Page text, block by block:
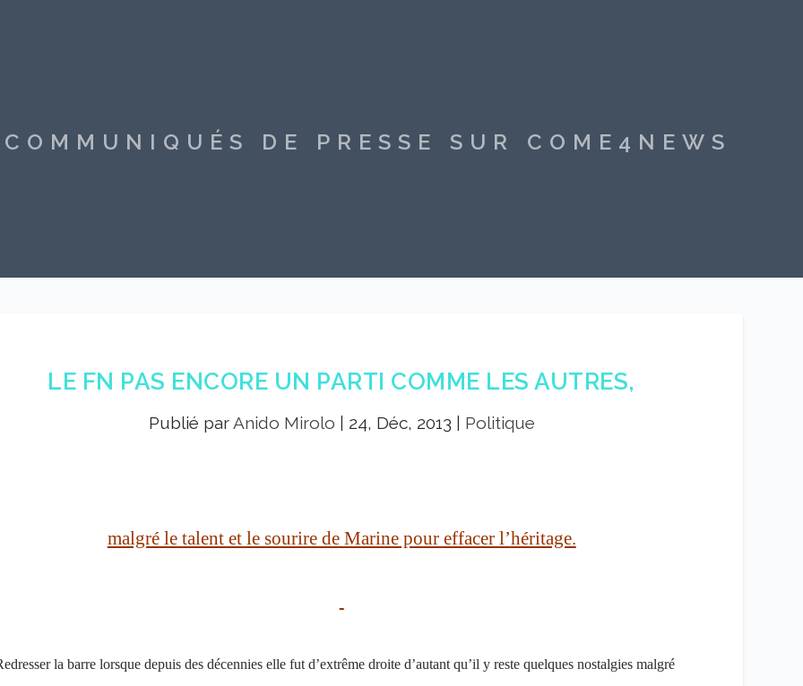
DE PRESSE SUR COME4NEWS
LE FN PAS ENCORE UN PARTI COMME LES AUTRES,
Publié parAnido Mirolo 24, Déc, 2013 Politique
malgré le talent et le sourire de Marine pour effacer l’héritage.
la barre lorsque depuis des décennies elle fut d’extrême droite d’autant qu’il y reste quelques nostalgies malgré